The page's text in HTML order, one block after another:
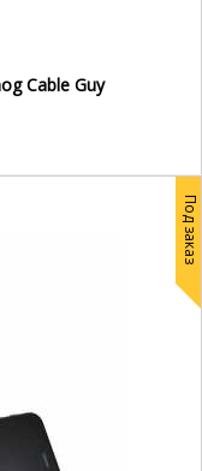
Cable Guy
Под заказ